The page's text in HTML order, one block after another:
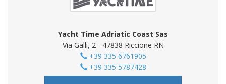
Yacht Time Adriatic Coast Sas
Via Galli, 2 - 47838 Riccione RN
+39 335 6761905
+39 335 5787428